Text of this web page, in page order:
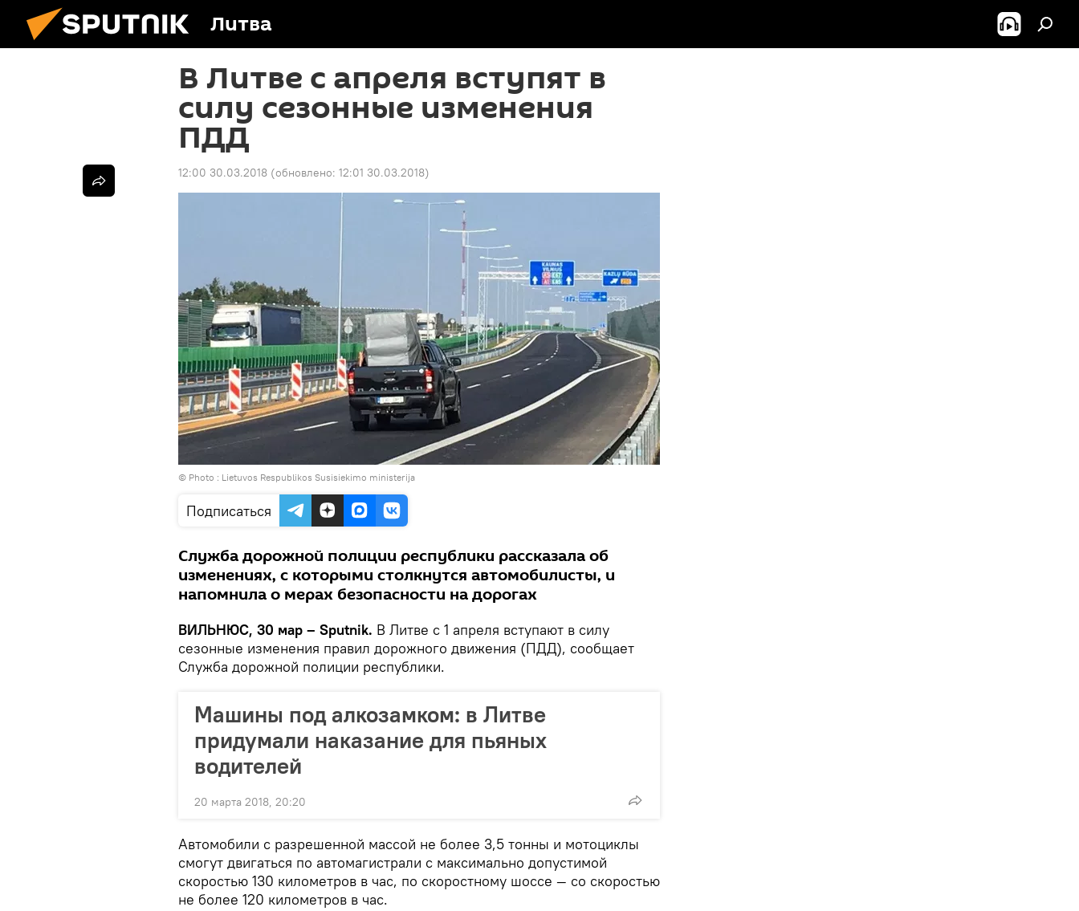
Литва
В Литве с апреля вступят в
силу сезонные изменения
ПДД
12:00 30.03.2018 (обновлено: 12:01 30.03.2018)
© Photo : Lietuvos Respublikos Susisiekimo ministerija
Подписаться
Служба дорожной полиции республики рассказала об
изменениях, с которыми столкнутся автомобилисты, и
напомнила о мерах безопасности на дорогах
ВИЛЬНЮС, 30 мар – Sputnik. В Литве с 1 апреля вступают в силу
сезонные изменения правил дорожного движения (ПДД), сообщает
Служба дорожной полиции республики.
Машины под алкозамком: в Литве
придумали наказание для пьяных
водителей
20 марта 2018, 20:20
Автомобили с разрешенной массой не более 3,5 тонны и мотоциклы
смогут двигаться по автомагистрали с максимально допустимой
скоростью 130 километров в час, по скоростному шоссе — со скоростью
не более 120 километров в час.